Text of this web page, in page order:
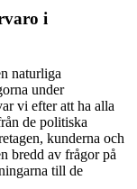
i
naturliga
under
vi efter att ha alla
de politiska
kunderna och
bredd av frågor på
till de